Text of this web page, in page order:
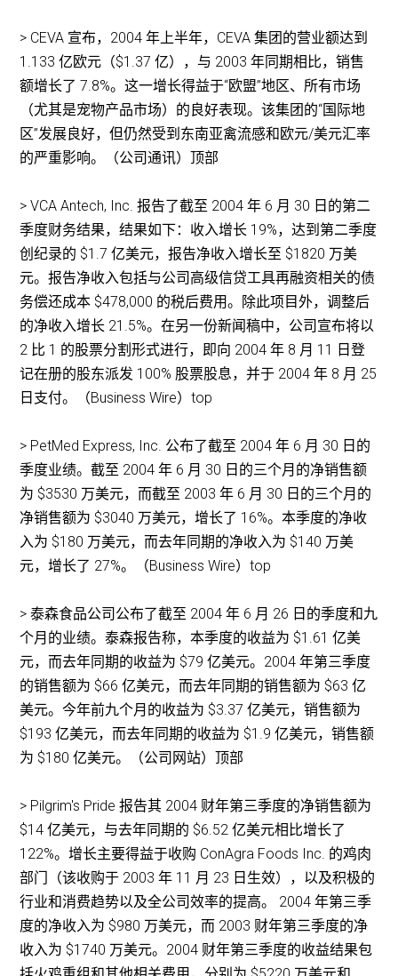
> CEVA 宣布，2004 年上半年，CEVA 集团的营业额达到
1.133 亿欧元（$1.37 亿），与 2003 年同期相比，销售
额增长了 7.8%。这一增长得益于“欧盟”地区、所有市场
（尤其是宠物产品市场）的良好表现。该集团的“国际地
区”发展良好，但仍然受到东南亚禽流感和欧元/美元汇率
的严重影响。（公司通讯）顶部
> VCA Antech, Inc. 报告了截至 2004 年 6 月 30 日的第二
季度财务结果，结果如下：收入增长 19%，达到第二季度
创纪录的 $1.7 亿美元，报告净收入增长至 $1820 万美
元。报告净收入包括与公司高级信贷工具再融资相关的债
务偿还成本 $478,000 的税后费用。除此项目外，调整后
的净收入增长 21.5%。在另一份新闻稿中，公司宣布将以
2 比 1 的股票分割形式进行，即向 2004 年 8 月 11 日登
记在册的股东派发 100% 股票股息，并于 2004 年 8 月 25
日支付。（Business Wire）top
> PetMed Express, Inc. 公布了截至 2004 年 6 月 30 日的
季度业绩。截至 2004 年 6 月 30 日的三个月的净销售额
为 $3530 万美元，而截至 2003 年 6 月 30 日的三个月的
净销售额为 $3040 万美元，增长了 16%。本季度的净收
入为 $180 万美元，而去年同期的净收入为 $140 万美
元，增长了 27%。（Business Wire）top
> 泰森食品公司公布了截至 2004 年 6 月 26 日的季度和九
个月的业绩。泰森报告称，本季度的收益为 $1.61 亿美
元，而去年同期的收益为 $79 亿美元。2004 年第三季度
的销售额为 $66 亿美元，而去年同期的销售额为 $63 亿
美元。今年前九个月的收益为 $3.37 亿美元，销售额为
$193 亿美元，而去年同期的收益为 $1.9 亿美元，销售额
为 $180 亿美元。（公司网站）顶部
> Pilgrim's Pride 报告其 2004 财年第三季度的净销售额为
$14 亿美元，与去年同期的 $6.52 亿美元相比增长了
122%。增长主要得益于收购 ConAgra Foods Inc. 的鸡肉
部门（该收购于 2003 年 11 月 23 日生效），以及积极的
行业和消费趋势以及全公司效率的提高。 2004 年第三季
度的净收入为 $980 万美元，而 2003 财年第三季度的净
收入为 $1740 万美元。2004 财年第三季度的收益结果包